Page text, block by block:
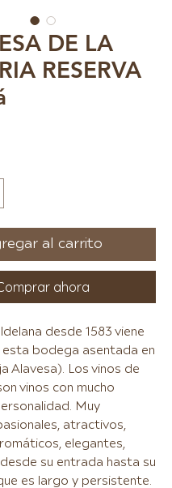
DE LA
RESERVA
al carrito
ahora
desde 1583 viene
bodega asentada en
Alavesa). Los vinos de
vinos con mucho
Muy
atractivos,
elegantes,
su entrada hasta su
es largo y persistente.